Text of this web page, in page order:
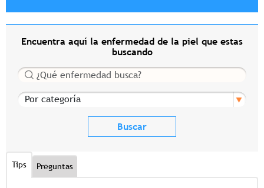
Encuentra aquí la enfermedad de la piel que estas
buscando
Buscar
Por categoría
Tips Preguntas